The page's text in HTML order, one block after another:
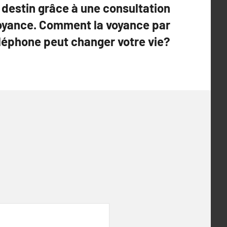
grâce à une consultation
Comment la voyance par
peut changer votre vie?